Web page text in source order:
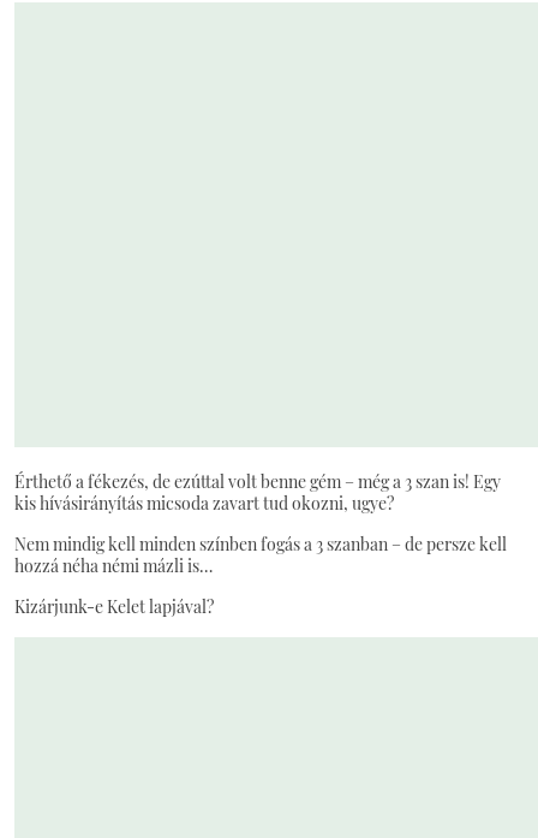
Érthető a fékezés, de ezúttal volt benne gém – még a 3 szan is! Egy
kis hívásirányítás micsoda zavart tud okozni, ugye?
Nem mindig kell minden színben fogás a 3 szanban – de persze kell
hozzá néha némi mázli is…
Kizárjunk-e Kelet lapjával?